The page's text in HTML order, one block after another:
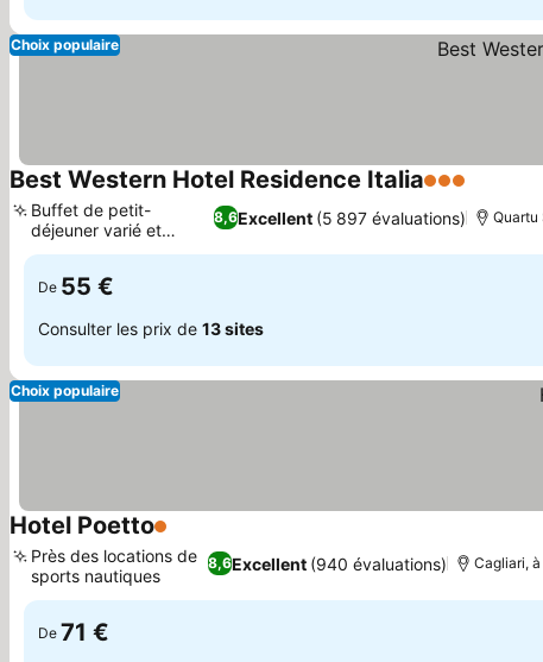
Choix populaire
Best Western Hotel Residence Italia3 Étoiles
8,6Excellent (5 897 évaluations)
Buffet de petit-
déjeuner varié et
copieux
Quartu
De 55 €
Consulter les prix de 13 sites
Choix populaire
Hotel Poetto1 Étoiles
8,6Excellent (940 évaluations)
Près des locations de
sports nautiques
Cagliari,
De 71 €